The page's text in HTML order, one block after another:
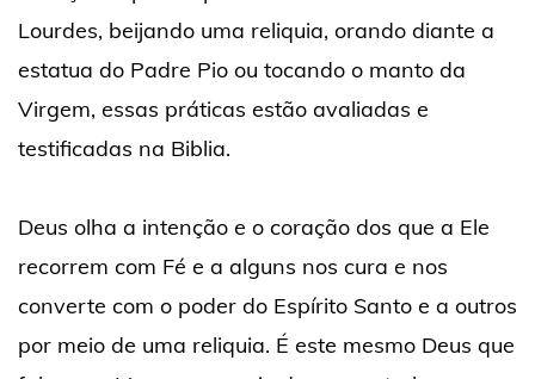
Lourdes, beijando uma reliquia, orando diante a
estatua do Padre Pio ou tocando o manto da
Virgem, essas práticas estão avaliadas e
testificadas na Biblia.
Deus olha a intenção e o coração dos que a Ele
recorrem com Fé e a alguns nos cura e nos
converte com o poder do Espírito Santo e a outros
por meio de uma reliquia. É este mesmo Deus que